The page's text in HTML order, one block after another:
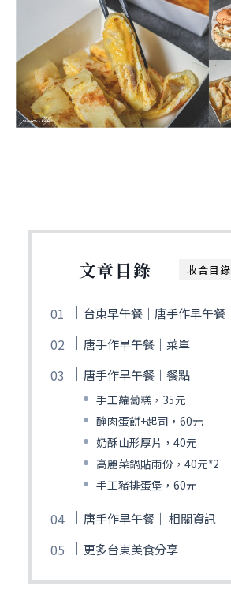
收合目錄
文章目錄
台東早午餐｜唐手作早午餐
唐手作早午餐｜菜單
唐手作早午餐｜餐點
手工蘿蔔糕，35元
醃肉蛋餅+起司，60元
奶酥山形厚片，40元
高麗菜鍋貼兩份，40元*2
手工豬排蛋堡，60元
唐手作早午餐｜ 相關資訊
更多台東美食分享